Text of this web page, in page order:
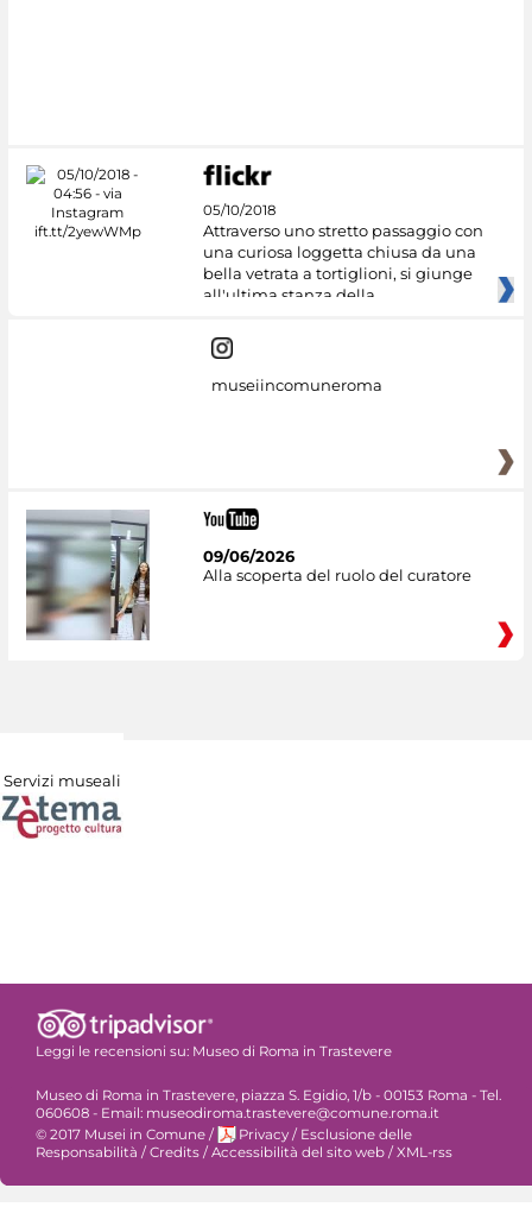
05/10/2018
Attraverso uno stretto passaggio con
una curiosa loggetta chiusa da una
bella vetrata a tortiglioni, si giunge
all'ultima stanza della
museiincomuneroma
09/06/2026
Alla scoperta del ruolo del curatore
Servizi museali
Leggi le recensioni su: Museo di Roma in Trastevere
Museo di Roma in Trastevere, piazza S. Egidio, 1/b - 00153 Roma - Tel.
060608 - Email: museodiroma.trastevere@comune.roma.it
© 2017 Musei in Comune / Privacy / Esclusione delle
Responsabilità /Credits /Accessibilità del sito web /XML-rss